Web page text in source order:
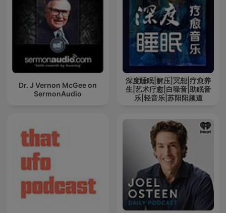
Dr. J Vernon McGee on
SermonAudio
深度睡眠|解压|冥想|疗愈养
生|艺术疗愈|白噪音|助眠音
乐|轻音乐|苏阳阳频道